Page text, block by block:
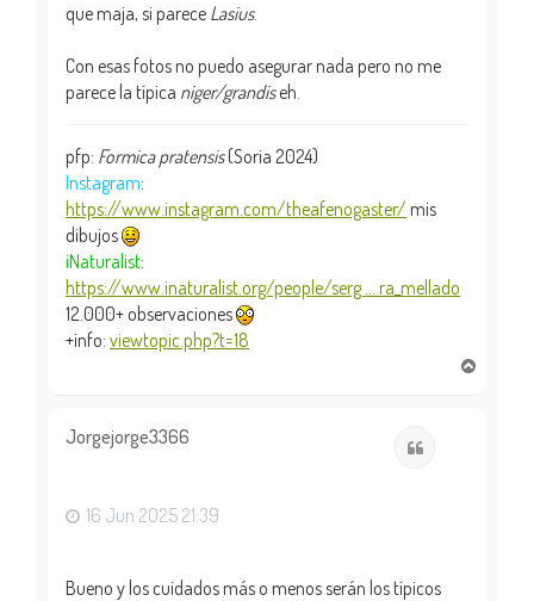
que maja, si parece Lasius.
Con esas fotos no puedo asegurar nada pero no me
parece la típica niger/grandiseh.
pfp: Formica pratensis(Soria 2024)
Instagram:
https://www.instagram.com/theafenogaster/ mis
dibujos
iNaturalist:
https://www.inaturalist.org/people/serg ... ra_mellado
12.000+ observaciones
+info: viewtopic.php?t=18
Jorgejorge3366
16 Jun 2025 21:39
Bueno y los cuidados más o menos serán los típicos